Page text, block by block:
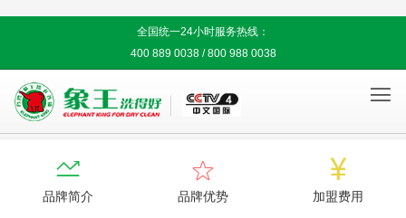
全国统一24小时服务热线：
400 889 0038 / 800 988 0038


品牌简介

品牌优势

加盟费用